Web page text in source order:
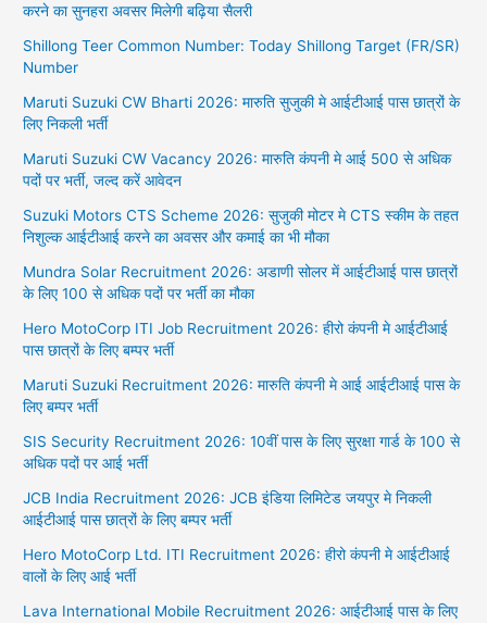
करने का सुनहरा अवसर मिलेगी बढ़िया सैलरी
Shillong Teer Common Number: Today Shillong Target (FR/SR)
Number
Maruti Suzuki CW Bharti 2026: मारुति सुजुकी मे आईटीआई पास छात्रों के
लिए निकली भर्ती
Maruti Suzuki CW Vacancy 2026: मारुति कंपनी मे आई 500 से अधिक
पदों पर भर्ती, जल्द करें आवेदन
Suzuki Motors CTS Scheme 2026: सुजुकी मोटर मे CTS स्कीम के तहत
निशुल्क आईटीआई करने का अवसर और कमाई का भी मौका
Mundra Solar Recruitment 2026: अडाणी सोलर में आईटीआई पास छात्रों
के लिए 100 से अधिक पदों पर भर्ती का मौका
Hero MotoCorp ITI Job Recruitment 2026: हीरो कंपनी मे आईटीआई
पास छात्रों के लिए बम्पर भर्ती
Maruti Suzuki Recruitment 2026: मारुति कंपनी मे आई आईटीआई पास के
लिए बम्पर भर्ती
SIS Security Recruitment 2026: 10वीं पास के लिए सुरक्षा गार्ड के 100 से
अधिक पदों पर आई भर्ती
JCB India Recruitment 2026: JCB इंडिया लिमिटेड जयपुर मे निकली
आईटीआई पास छात्रों के लिए बम्पर भर्ती
Hero MotoCorp Ltd. ITI Recruitment 2026: हीरो कंपनी मे आईटीआई
वालों के लिए आई भर्ती
Lava International Mobile Recruitment 2026: आईटीआई पास के लिए